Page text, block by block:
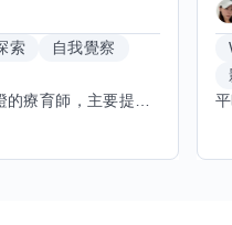
索
自我覺察
結合靈魂療癒x NGH催眠認證的療育師，主要提供潛意識探索和靈魂導向的催眠療育。你會全程100%清醒跟我對話。